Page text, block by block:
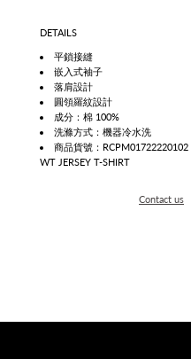
DETAILS
平鎖接縫
嵌入式袖子
落肩設計
圓領羅紋設計
成分：棉 100%
洗滌方式：機器冷水洗
商品貨號： RCPM01722220102
WT JERSEY T-SHIRT
Contact us